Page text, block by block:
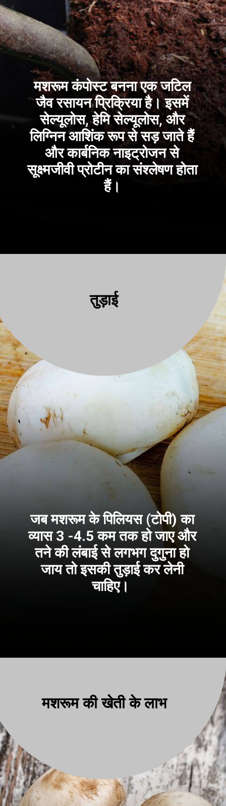
मशरूम कंपोस्ट बनना एक जटिल
जैव रसायन प्रिक्रिया है। इसमें
सेल्यूलोस, हेमि सेल्यूलोस, और
लिग्निन आशिंक रूप से सड़ जाते हैं
और कार्बनिक नाइट्रोजन से
सूक्ष्मजीवी प्रोटीन का संश्लेषण होता
हैं।
तुड़ाई
जब मशरूम के पिलियस (टोपी) का
व्यास 3 -4.5 कम तक हो जाए और
तने की लंबाई से लगभग दुगुना हो
जाय तो इसकी तुड़ाई कर लेनी
चाहिए।
मशरूम की खेती के लाभ